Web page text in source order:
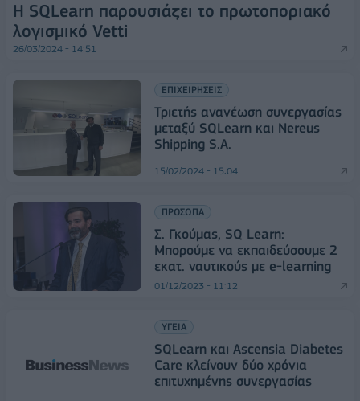
Η SQLearn παρουσιάζει το πρωτοποριακό
λογισμικό Vetti
26/03/2024 - 14:51
ΕΠΙΧΕΙΡΗΣΕΙΣ
Τριετής ανανέωση συνεργασίας
μεταξύ SQLearn και Nereus
Shipping S.A.
15/02/2024 - 15:04
ΠΡΟΣΩΠΑ
Σ. Γκούμας, SQ Learn:
Μπορούμε να εκπαιδεύσουμε 2
εκατ. ναυτικούς με e-learning
01/12/2023 - 11:12
ΥΓΕΙΑ
SQLearn και Ascensia Diabetes
Care κλείνουν δύο χρόνια
επιτυχημένης συνεργασίας